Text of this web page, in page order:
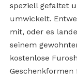
speziell gefaltet
umwickelt.
mit, oder es
seinem
kostenlose